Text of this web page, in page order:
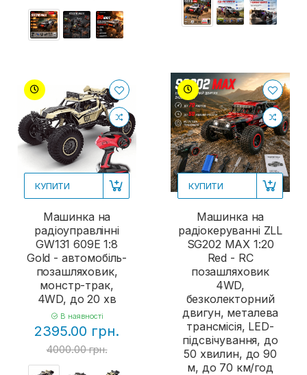
КУПИТИ
Машинка на
радіоуправлінні
GW131 609E 1:8
Gold - автомобіль-
позашляховик,
монстр-трак,
4WD, до 20 хв
В наявності
2395.00 грн.
4000.00 грн.
КУПИТИ
Машинка на
радіокеруванні ZLL
SG202 MAX 1:20
Red - RC
позашляховик
4WD,
безколекторний
двигун, металева
трансмісія, LED-
підсвічування, до
50 хвилин, до 90
м, до 70 км/год